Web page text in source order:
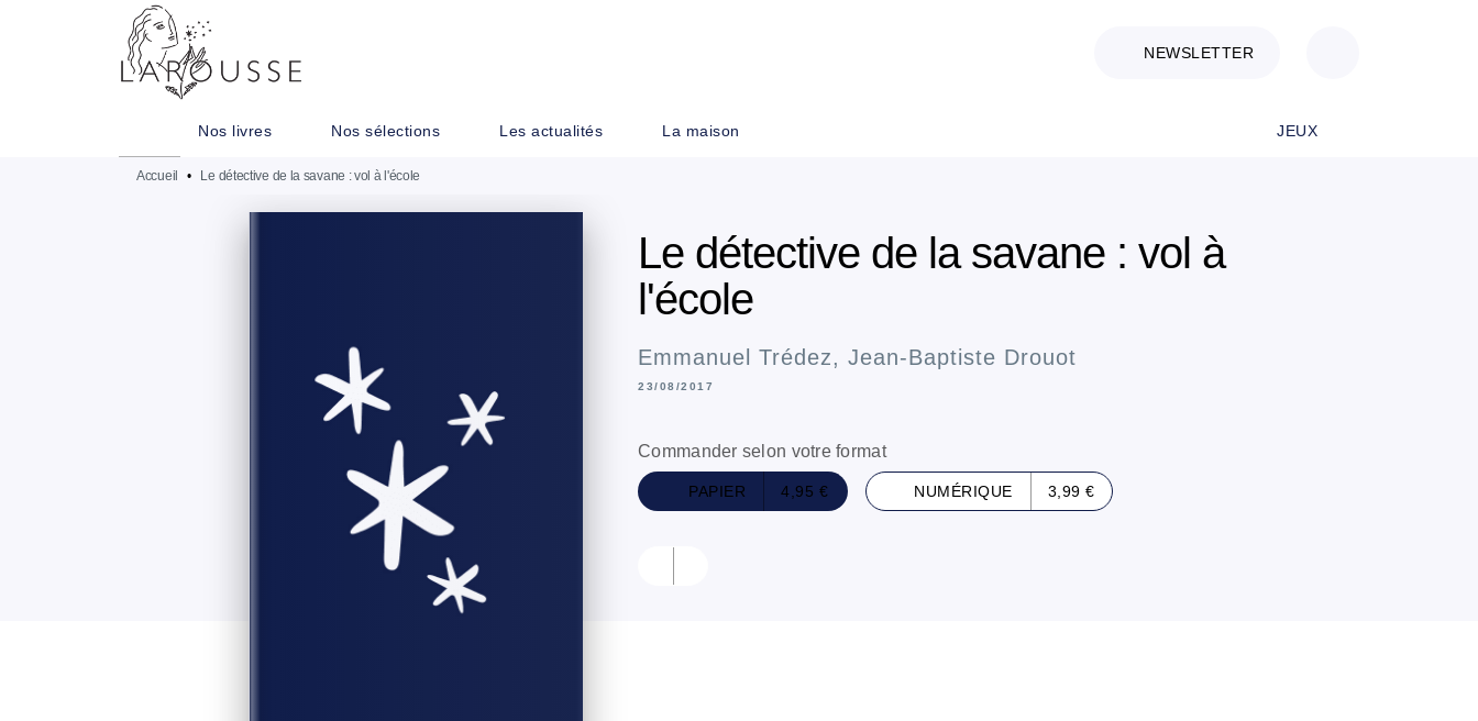
MENU
NEWSLETTER
Nos livres Nos sélections Les actualités La maison JEUX
Accueil • Le détective de la savane : vol à l'école
Le détective de la savane : vol à
l'école
Emmanuel Trédez,Jean-Baptiste Drouot
23/08/2017
Commander selon votre format
PAPIER 4,95 € NUMÉRIQUE 3,99 €